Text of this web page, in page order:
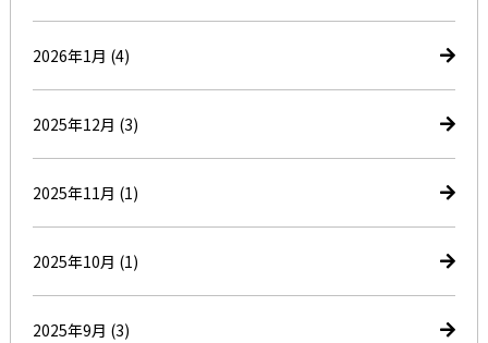
2026年1月 (4)
2025年12月 (3)
2025年11月 (1)
2025年10月 (1)
2025年9月 (3)